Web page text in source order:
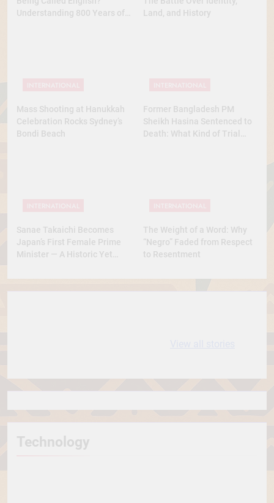
Understanding 800 Years of
Land, and History
Mass Shooting at Hanukkah
Celebration Rocks Sydney’s
Bondi Beach
Former Bangladesh PM
Sheikh Hasina Sentenced to
Death: What Kind of Trial
Sanae Takaichi Becomes
Japan’s First Female Prime
Minister — A Historic Yet
The Weight of a Word: Why
“Negro” Faded from Respect
to Resentment
Technology